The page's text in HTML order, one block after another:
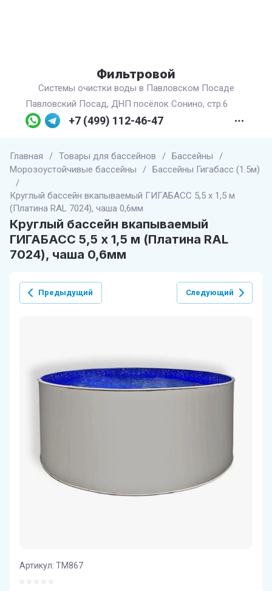
Фильтровой
Системы очистки воды в Павловском Посаде
Павловский Посад, ДНП посёлок Сонино, стр.6
+7 (499) 112-46-47
Главная / Товары для бассейнов / Бассейны
/
Морозоустойчивые бассейны
/ Бассейны Гигабасс (1.5м)
/
Круглый бассейн вкапываемый ГИГАБАСС 5,5 х 1,5 м
(Платина RAL 7024), чаша 0,6мм
Круглый бассейн вкапываемый
ГИГАБАСС 5,5 х 1,5 м (Платина RAL
7024), чаша 0,6мм
Предыдущий Следующий
Артикул: ТМ867